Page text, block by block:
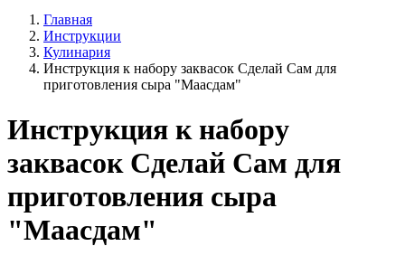
Главная
Инструкции
Кулинария
Инструкция к набору заквасок Сделай Сам для
приготовления сыра "Маасдам"
Инструкция к набору
заквасок Сделай Сам для
приготовления сыра
"Маасдам"